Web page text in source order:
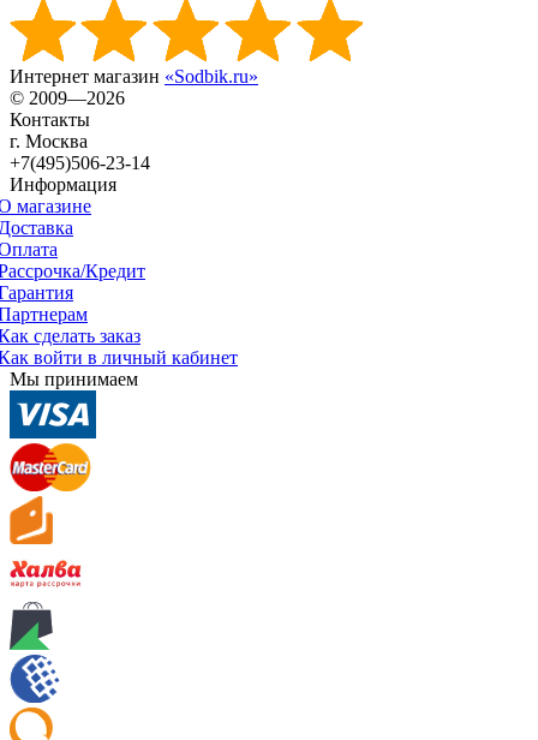
Интернет магазин «Sodbik.ru»
© 2009—2026
Контакты
г. Москва
+7(495)506-23-14
Информация
магазине
Кредит
сделать заказ
войти в личный кабинет
Мы принимаем